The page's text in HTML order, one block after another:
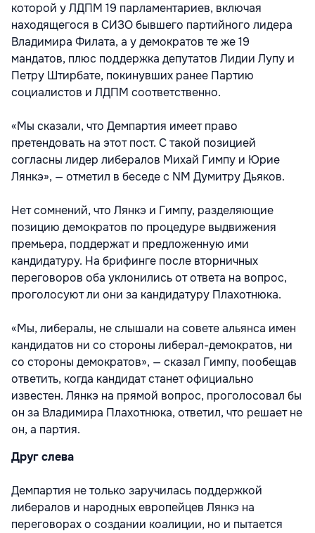
которой у ЛДПМ 19 парламентариев, включая
находящегося в СИЗО бывшего партийного лидера
Владимира Филата, а у демократов те же 19
мандатов, плюс поддержка депутатов Лидии Лупу и
Петру Штирбате, покинувших ранее Партию
социалистов и ЛДПМ соответственно.
«Мы сказали, что Демпартия имеет право
претендовать на этот пост. С такой позицией
согласны лидер либералов Михай Гимпу и Юрие
Лянкэ», — отметил в беседе с NM Думитру Дьяков.
Нет сомнений, что Лянкэ и Гимпу, разделяющие
позицию демократов по процедуре выдвижения
премьера, поддержат и предложенную ими
кандидатуру. На брифинге после вторничных
переговоров оба уклонились от ответа на вопрос,
проголосуют ли они за кандидатуру Плахотнюка.
«Мы, либералы, не слышали на совете альянса имен
кандидатов ни со стороны либерал-демократов, ни
со стороны демократов», — сказал Гимпу, пообещав
ответить, когда кандидат станет официально
известен. Лянкэ на прямой вопрос, проголосовал бы
он за Владимира Плахотнюка, ответил, что решает не
он, а партия.
Друг слева
Демпартия не только заручилась поддержкой
либералов и народных европейцев Лянкэ на
переговорах о создании коалиции, но и пытается